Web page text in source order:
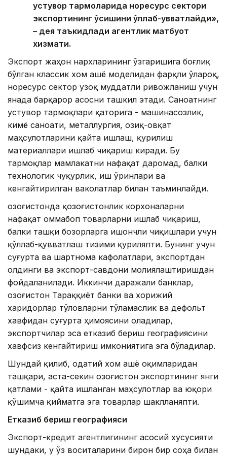
устувор тармоқларида норесурс сектори
экспортининг ўсишини қўллаб-қувватлайди»,
– дея таъкидлади агентлик матбуот
хизмати.
Экспорт жаҳон нархларининг ўзгаришига боғлиқ
бўлган классик хом ашё моделидан фарқли ўлароқ,
норесурс сектор узоқ муддатли ривожланиш учун
янада барқарор асосни ташкил этади. Саноатнинг
устувор тармоқлари қаторига - машинасозлик,
кимё саноати, металлургия, озиқ-овқат
маҳсулотларини қайта ишлаш, қурилиш
материаллари ишлаб чиқариш киради. Бу
тармоқлар мамлакатни нафақат даромад, балки
технологик чуқурлик, иш ўринлари ва
кенгайтирилган ваколатлар билан таъминлайди.
Қозоғистонда қозоғистонлик корхоналарни
нафақат оммабоп товарларни ишлаб чиқариш,
балки ташқи бозорларга ишончли чиқишлари учун
қўллаб-қувватлаш тизими қуриляпти. Бунинг учун
суғурта ва шартнома кафолатлари, экспортдан
олдинги ва экспорт-савдони молиялаштиришдан
фойдаланилади. Иккинчи даражали банклар,
Қозоғистон Тараққиёт банки ва хорижий
харидорлар тўловларни тўламаслик ва дефольт
хавфидан суғурта ҳимоясини оладилар,
экспортчилар эса етказиб бериш географиясини
хавфсиз кенгайтириш имкониятига эга бўладилар.
Шундай қилиб, одатий хом ашё оқимларидан
ташқари, аста-секин Қозоғистон экспортининг янги
қатлами - қайта ишланган маҳсулотлар ва юқори
қўшимча қийматга эга товарлар шаклланяпти.
Етказиб бериш географияси
Экспорт-кредит агентлигининг асосий хусусияти
шундаки, у ўз воситаларини бирон бир соҳа билан